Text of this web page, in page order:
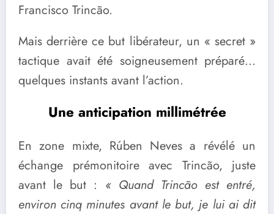
Francisco Trincão.
Mais derrière ce but libérateur, un « secret »
tactique avait été soigneusement préparé…
quelques instants avant l’action.
Une anticipation millimétrée
En zone mixte, Rúben Neves a révélé un
échange prémonitoire avec Trincão, juste
avant le but : « Quand Trincão est entré,
environ cinq minutes avant le but, je lui ai dit